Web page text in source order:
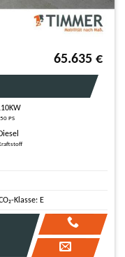
65.635 €
PS
Diesel
Klasse: E